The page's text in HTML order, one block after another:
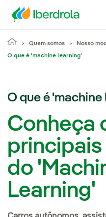
Quem somos Nosso
O que é 'machine learning'
O que é
Conheça
do
Learning'